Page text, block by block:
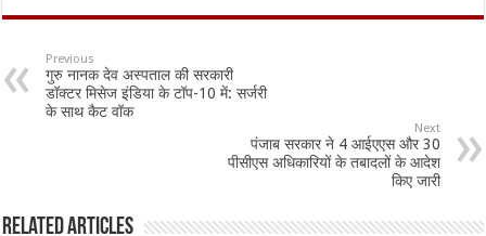
e
b
o
o
at
sA
p
p
ai ar
Previous
गुरु नानक देव अस्पताल की सरकारी
डॉक्टर मिसेज इंडिया के टॉप-10 में: सर्जरी
के साथ कैट वॉक
Next
पंजाब सरकार ने 4 आईएएस और 30
पीसीएस अधिकारियों के तबादलों के आदेश
किए जारी
Related Articles